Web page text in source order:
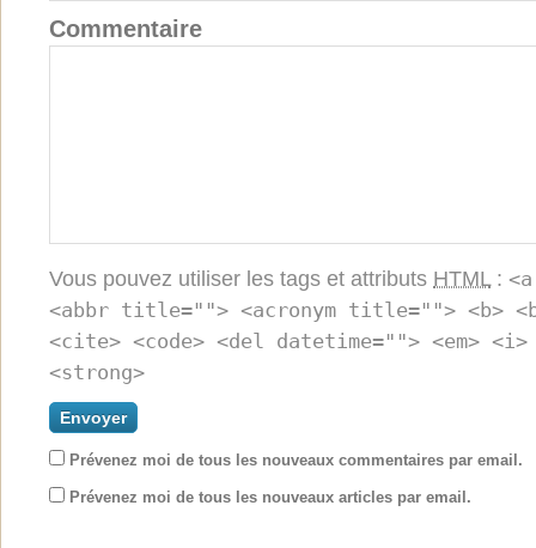
Commentaire
Vous pouvez utiliser les tags et attributs HTML :
<abbr title=""> <acronym title=""> <b>
<cite> <code> <del datetime=""> <em>
<strong>
Prévenez moi de tous les nouveaux commentaires par email.
Prévenez moi de tous les nouveaux articles par email.